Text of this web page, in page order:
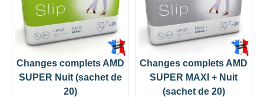
Changes complets AMD
SUPER Nuit (sachet de
20)
Changes complets AMD
SUPER MAXI + Nuit
(sachet de 20)